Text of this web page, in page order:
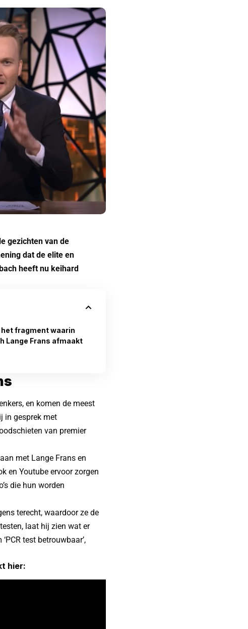
gezichten van de
dat de elite en
heeft nu keihard
het fragment waarin
Lange Frans afmaakt
en komen de meest
in gesprek met
van premier
met Lange Frans en
en Youtube ervoor zorgen
die hun worden
terecht, waardoor ze de
laat hij zien wat er
test betrouwbaar’,
hier: